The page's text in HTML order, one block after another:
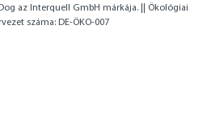
az Interquell GmbH márkája. || Ökológiai
száma: DE-ÖKO-007